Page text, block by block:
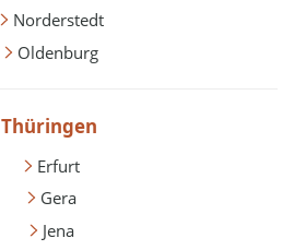
Norderstedt
Oldenburg
Thüringen
Erfurt
Gera
Jena